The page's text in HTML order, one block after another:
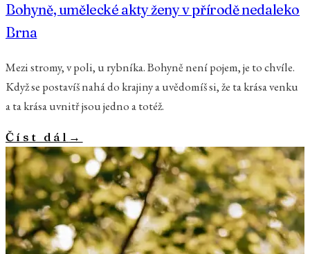
Bohyně, umělecké akty ženy v přírodě nedaleko
Brna
Mezi stromy, v poli, u rybníka. Bohyně není pojem, je to chvíle.
Když se postavíš nahá do krajiny a uvědomíš si, že ta krása venku
a ta krása uvnitř jsou jedno a totéž.
Číst dál →